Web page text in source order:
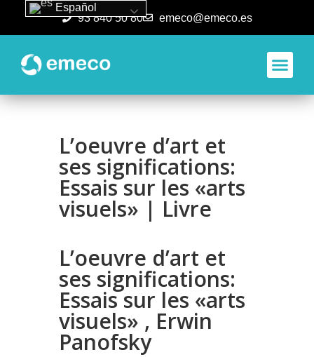
93 840 50 80 emeco@emeco.es
L’oeuvre d’art et
ses significations:
Essais sur les «arts
visuels» | Livre
L’oeuvre d’art et
ses significations:
Essais sur les «arts
visuels» , Erwin
Panofsky
Español